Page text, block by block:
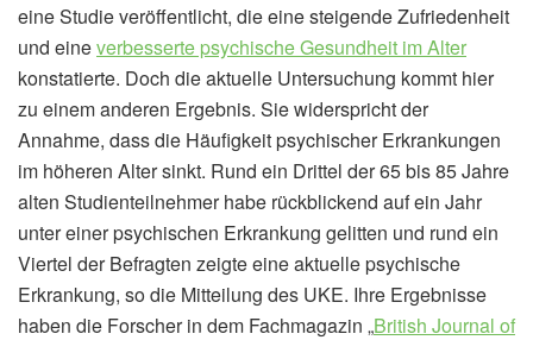
eine Studie veröffentlicht, die eine steigende Zufriedenheit
und eineverbesserte psychische Gesundheit im Alter
konstatierte. Doch die aktuelle Untersuchung kommt hier
zu einem anderen Ergebnis. Sie widerspricht der
Annahme, dass die Häufigkeit psychischer Erkrankungen
im höheren Alter sinkt. Rund ein Drittel der 65 bis 85 Jahre
alten Studienteilnehmer habe rückblickend auf ein Jahr
unter einer psychischen Erkrankung gelitten und rund ein
Viertel der Befragten zeigte eine aktuelle psychische
Erkrankung, so die Mitteilung des UKE. Ihre Ergebnisse
haben die Forscher in dem Fachmagazin „British Journal of